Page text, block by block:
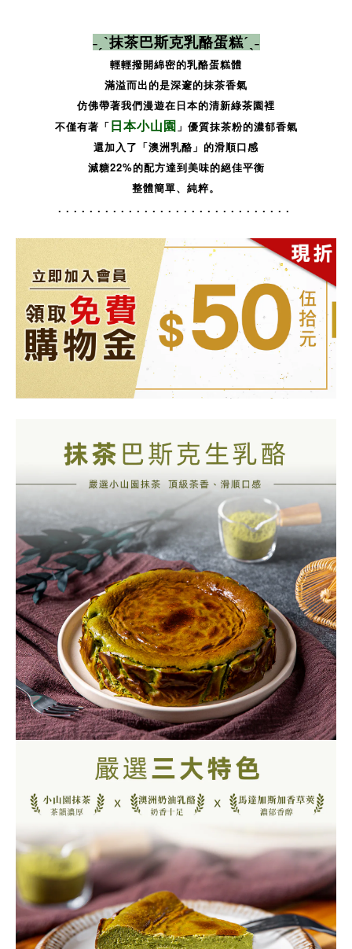
˗ˏˋ抹茶巴斯克乳酪蛋糕ˊˎ˗
輕輕撥開綿密的乳酪蛋糕體
滿溢而出的是深邃的抹茶香氣
仿佛帶著我們漫遊在日本的清新綠茶園裡
不僅有著「日本小山園 」優質抹茶粉的濃郁香氣
還加入了「澳洲乳酪」的滑順口感
減糖22%的配方達到美味的絕佳平衡
整體簡單、 純粹。
. . . . . . . . . . . . . . . . . . . . . . . . . . . . . .